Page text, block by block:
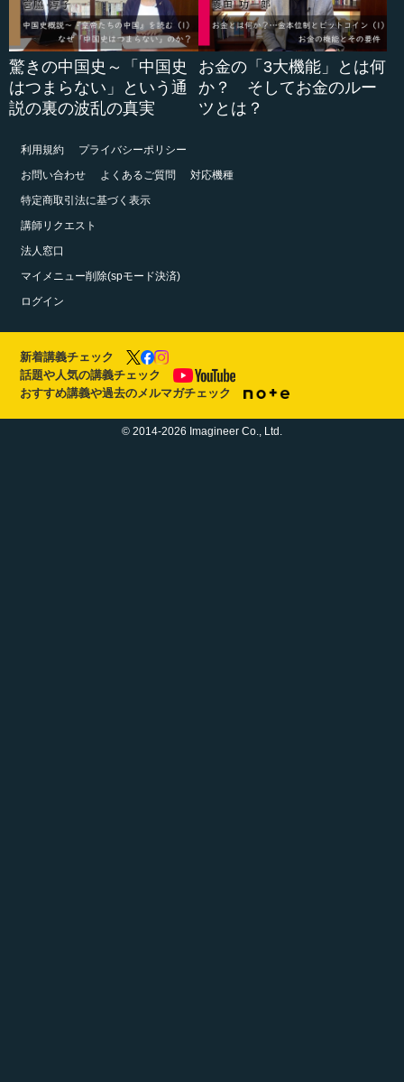
驚きの中国史～「中国史
はつまらない」という通
説の裏の波乱の真実
お金の「3大機能」とは何
か？ そしてお金のルー
ツとは？
利用規約
プライバシーポリシー
お問い合わせ
よくあるご質問
対応機種
特定商取引法に基づく表示
講師リクエスト
法人窓口
マイメニュー削除(spモード決済)
ログイン
新着講義チェック
話題や人気の講義チェック
おすすめ講義や過去のメルマガチェック
© 2014-2026 Imagineer Co., Ltd.